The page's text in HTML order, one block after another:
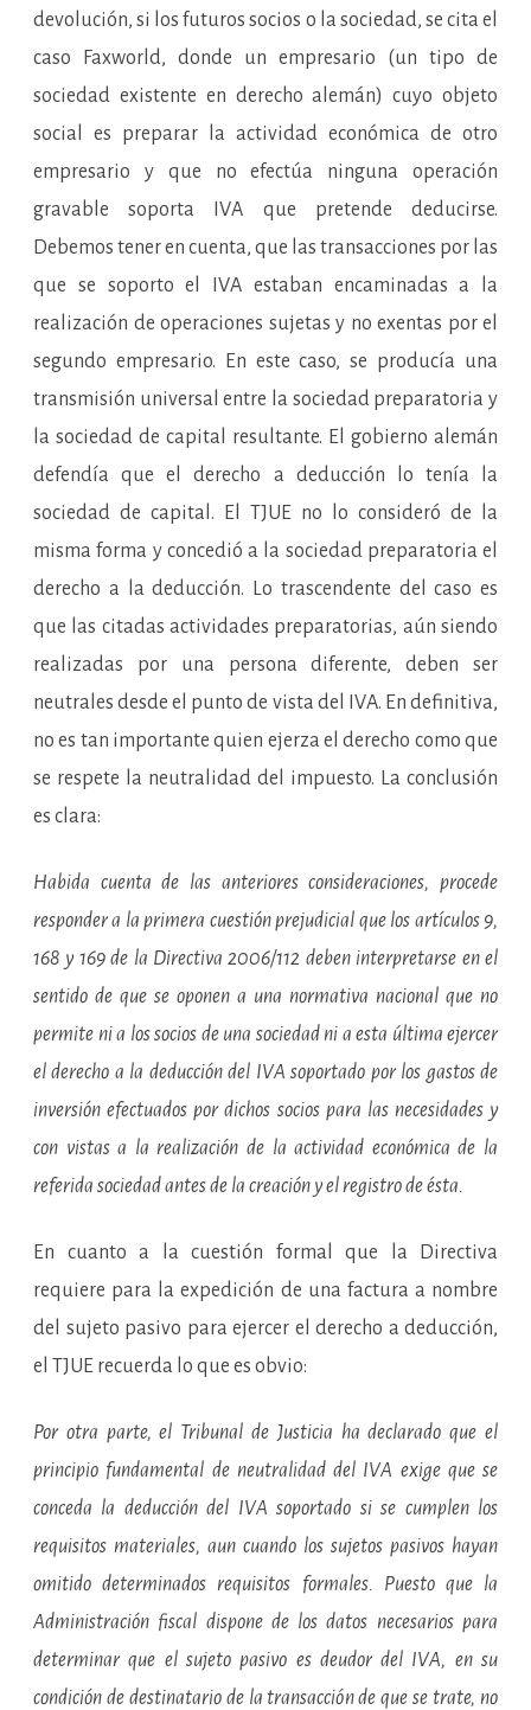
devolución, si los futuros socios o la sociedad, se cita el
caso Faxworld, donde un empresario (un tipo de
sociedad existente en derecho alemán) cuyo objeto
social es preparar la actividad económica de otro
empresario y que no efectúa ninguna operación
gravable soporta IVA que pretende deducirse.
Debemos tener en cuenta, que las transacciones por las
que se soporto el IVA estaban encaminadas a la
realización de operaciones sujetas y no exentas por el
segundo empresario. En este caso, se producía una
transmisión universal entre la sociedad preparatoria y
la sociedad de capital resultante. El gobierno alemán
defendía que el derecho a deducción lo tenía la
sociedad de capital. El TJUE no lo consideró de la
misma forma y concedió a la sociedad preparatoria el
derecho a la deducción. Lo trascendente del caso es
que las citadas actividades preparatorias, aún siendo
realizadas por una persona diferente, deben ser
neutrales desde el punto de vista del IVA. En definitiva,
no es tan importante quien ejerza el derecho como que
se respete la neutralidad del impuesto. La conclusión
es clara:
Habida cuenta de las anteriores consideraciones, procede
responder a la primera cuestión prejudicial que los artículos 9,
168 y 169 de la Directiva 2006/112 deben interpretarse en el
sentido de que se oponen a una normativa nacional que no
permite ni a los socios de una sociedad ni a esta última ejercer
el derecho a la deducción del IVA soportado por los gastos de
inversión efectuados por dichos socios para las necesidades y
con vistas a la realización de la actividad económica de la
referida sociedad antes de la creación y el registro de ésta.
En cuanto a la cuestión formal que la Directiva
requiere para la expedición de una factura a nombre
del sujeto pasivo para ejercer el derecho a deducción,
el TJUE recuerda lo que es obvio:
Por otra parte, el Tribunal de Justicia ha declarado que el
principio fundamental de neutralidad del IVA exige que se
conceda la deducción del IVA soportado si se cumplen los
requisitos materiales, aun cuando los sujetos pasivos hayan
omitido determinados requisitos formales. Puesto que la
Administración fiscal dispone de los datos necesarios para
determinar que el sujeto pasivo es deudor del IVA, en su
condición de destinatario de la transacción de que se trate, no